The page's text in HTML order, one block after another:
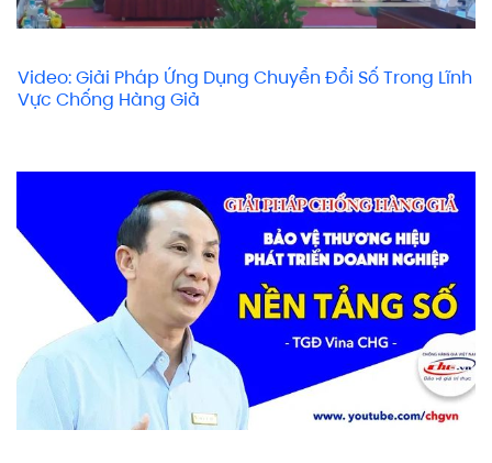
Video: Giải Pháp Ứng Dụng Chuyển Đổi Số Trong Lĩnh
Vực Chống Hàng Giả